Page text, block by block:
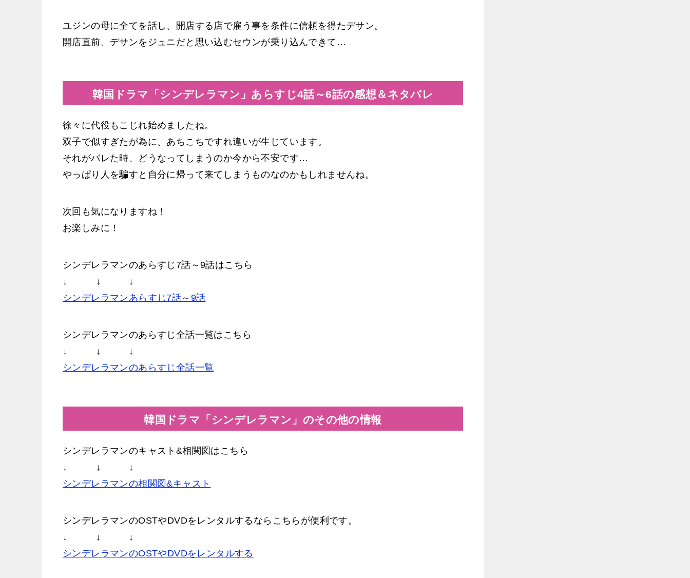
ユジンの母に全てを話し、開店する店で雇う事を条件に信頼を得たデサン。
開店直前、デサンをジュニだと思い込むセウンが乗り込んできて…
韓国ドラマ「シンデレラマン」あらすじ4話～6話の感想＆ネタバレ
徐々に代役もこじれ始めましたね。
双子で似すぎたが為に、あちこちですれ違いが生じています。
それがバレた時、どうなってしまうのか今から不安です…
やっぱり人を騙すと自分に帰って来てしまうものなのかもしれませんね。
次回も気になりますね！
お楽しみに！
シンデレラマンのあらすじ7話～9話はこちら
↓ ↓ ↓
シンデレラマンあらすじ7話～9話
シンデレラマンのあらすじ全話一覧はこちら
↓ ↓ ↓
シンデレラマンのあらすじ全話一覧
韓国ドラマ「シンデレラマン」のその他の情報
シンデレラマンのキャスト&相関図はこちら
↓ ↓ ↓
シンデレラマンの相関図&キャスト
シンデレラマンのOSTやDVDをレンタルするならこちらが便利です。
↓ ↓ ↓
シンデレラマンのOSTやDVDをレンタルする